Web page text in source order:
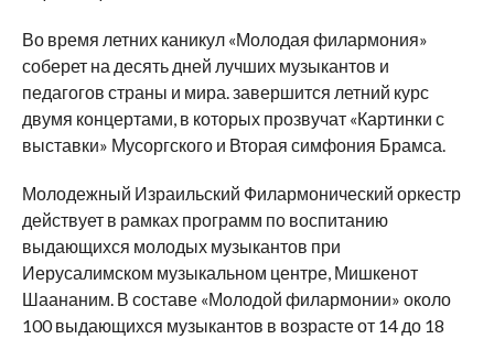
Во время летних каникул «Молодая филармония»
соберет на десять дней лучших музыкантов и
педагогов страны и мира. завершится летний курс
двумя концертами, в которых прозвучат «Картинки с
выставки» Мусоргского и Вторая симфония Брамса.
Молодежный Израильский Филармонический оркестр
действует в рамках программ по воспитанию
выдающихся молодых музыкантов при
Иерусалимском музыкальном центре, Мишкенот
Шаананим. В составе «Молодой филармонии» около
100 выдающихся музыкантов в возрасте от 14 до 18